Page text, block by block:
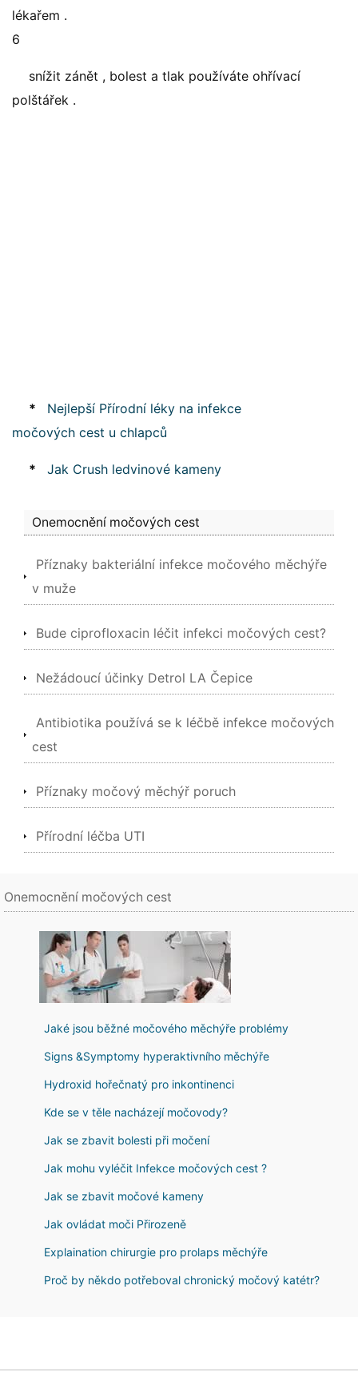
lékařem .
6
snížit zánět , bolest a tlak používáte ohřívací
polštářek .
*
Nejlepší Přírodní léky na infekce
močových cest u chlapců
* Jak Crush ledvinové kameny
Onemocnění močových cest
Příznaky bakteriální infekce močového měchýře
v muže
Bude ciprofloxacin léčit infekci močových cest?
Nežádoucí účinky Detrol LA Čepice
Antibiotika používá se k léčbě infekce močových
cest
Příznaky močový měchýř poruch
Přírodní léčba UTI
Onemocnění močových cest
Jaké jsou běžné močového měchýře problémy
Signs &Symptomy hyperaktivního měchýře
Hydroxid hořečnatý pro inkontinenci
Kde se v těle nacházejí močovody?
Jak se zbavit bolesti při močení
Jak mohu vyléčit Infekce močových cest ?
Jak se zbavit močové kameny
Jak ovládat moči Přirozeně
Explaination chirurgie pro prolaps měchýře
Proč by někdo potřeboval chronický močový katétr?